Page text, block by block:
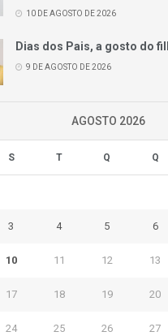
10 DE AGOSTO DE 2026
Dias dos Pais, a gosto do
9 DE AGOSTO DE 2026
AGOSTO 2026
S T Q Q
3 4 5 6
10 11 12 13
17 18 19 20
24 25 26 27